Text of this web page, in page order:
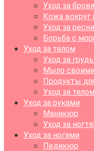
Уход за
Кожа вокруг
Уход за
Борьба с
Уход за телом
Уход за
Мыло
Продукты
Уход за
Уход за руками
Маникюр
Уход за
Уход за ногами
Педикюр